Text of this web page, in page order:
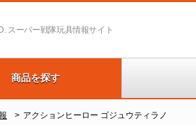
スーパー戦隊玩具情報サイト
商品を探す
アクションヒーロー ゴジュウティラノ